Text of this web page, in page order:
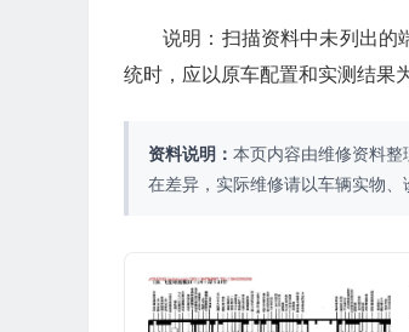
说明：扫描资料中未列出的
统时，应以原车配置和实测结果为
资料说明： 本页内容由维修资料
在差异，实际维修请以车辆实物